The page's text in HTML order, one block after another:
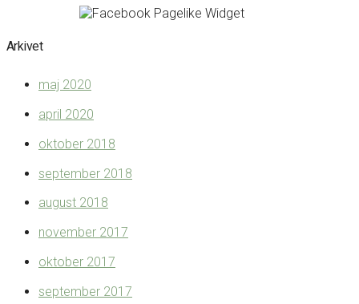
Arkivet
maj 2020
april 2020
oktober 2018
september 2018
august 2018
november 2017
oktober 2017
september 2017